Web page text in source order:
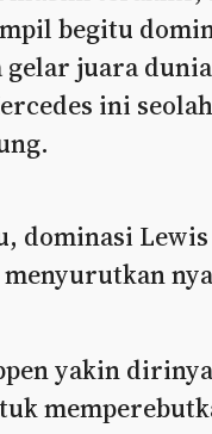
begitu
juara
ini seolah
dominasi
yakin